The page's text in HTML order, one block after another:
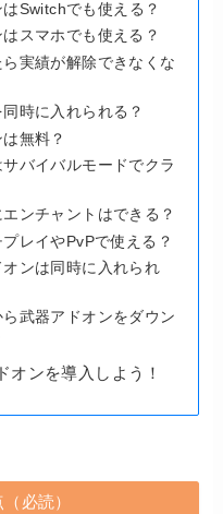
Switchでも使える？
スマホでも使える？
実績が解除できなくな
時に入れられる？
無料？
バイバルモードでクラ
ンチャントはできる？
レイやPvPで使える？
ンは同時に入れられ
武器アドオンをダウン
オンを導入しよう！
必読）